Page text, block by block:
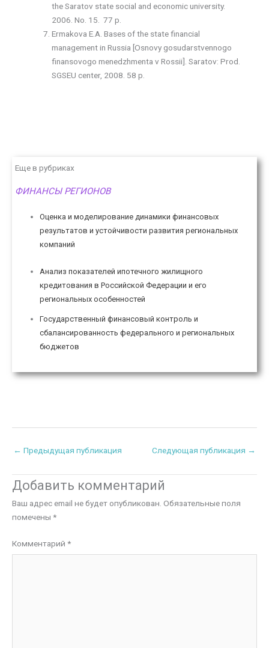
the Saratov state social and economic university.
2006. No. 15. 77 p.
Ermakova E.A. Bases of the state financial
management in Russia [Osnovy gosudarstvennogo
finansovogo menedzhmenta v Rossii]. Saratov: Prod.
SGSEU center, 2008. 58 p.
Еще в рубриках
ФИНАНСЫ РЕГИОНОВ
Оценка и моделирование динамики финансовых
результатов и устойчивости развития региональных
компаний
Анализ показателей ипотечного жилищного
кредитования в Российской Федерации и его
региональных особенностей
Государственный финансовый контроль и
сбалансированность федерального и региональных
бюджетов
← Предыдущая публикация Следующая публикация →
Добавить комментарий
Ваш адрес email не будет опубликован. Обязательные поля
помечены *
Комментарий *